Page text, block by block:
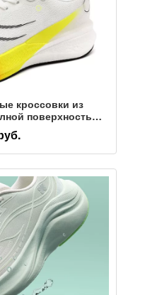
кроссовки из
поверхностью
экзамены в
тест, спортивные
спортивная обувь